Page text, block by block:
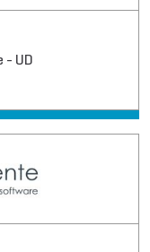
- UD